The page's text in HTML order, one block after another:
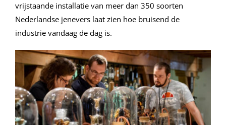
vrijstaande installatie van meer dan 350 soorten
Nederlandse jenevers laat zien hoe bruisend de
industrie vandaag de dag is.